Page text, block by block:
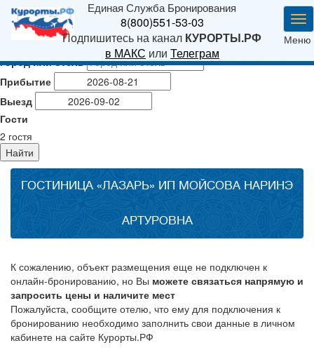
Единая Служба Бронирования
8(800)551-53-03
Подпишитесь на канал КУРОРТЫ.РФ
в МАКС или Телеграм
Меню
Город или отель
Прибытие
Выезд
Гости
2 гостя
Найти
ГОСТИНИЦА «ЛАЗАРЬ» ИП МОЙСОВА НАРИНЭ
АРТУРОВНА
К сожалению, объект размещения еще не подключен к
онлайн-бронированию, но Вы можете связаться напрямую и
запросить цены и наличите мест
Пожалуйста, сообщите отелю, что ему для подключения к
бронированию необходимо заполнить свои данные в личном
кабинете на сайте Курорты.РФ